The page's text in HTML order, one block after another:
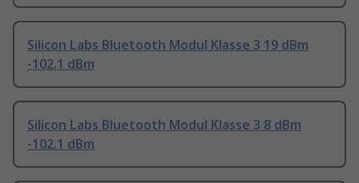
Silicon Labs Bluetooth Modul Klasse 3 19 dBm
-102.1 dBm
Silicon Labs Bluetooth Modul Klasse 3 8 dBm
-102.1 dBm